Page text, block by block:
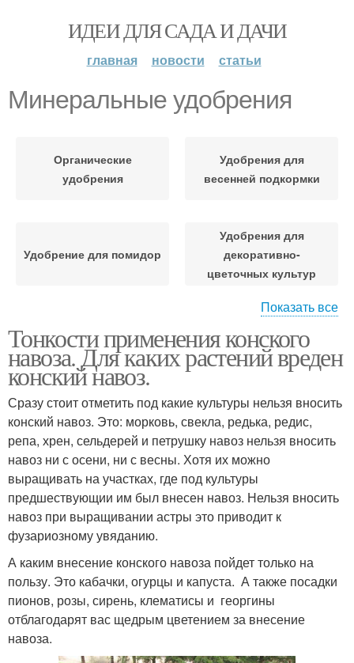
ИДЕИ ДЛЯ САДА И ДАЧИ
главная новости статьи
Минеральные удобрения
Органические
удобрения
Удобрения для
весенней подкормки
Удобрение для помидор
Удобрения для
декоративно-
цветочных культур
Данное удобрение Удобрения для роз
Комплексное удобрение Удобрение для роз
Удобрения под розы
Профессиональные
удобрения
Летние удобрения
Фосфорно-калийные
удобрения
Показать все
Тонкости применения конского
навоза. Для каких растений вреден
конский навоз.
Сразу стоит отметить под какие культуры нельзя вносить
конский навоз. Это: морковь, свекла, редька, редис,
репа, хрен, сельдерей и петрушку навоз нельзя вносить
навоз ни с осени, ни с весны. Хотя их можно
выращивать на участках, где под культуры
предшествующии им был внесен навоз. Нельзя вносить
навоз при выращивании астры это приводит к
фузариозному увяданию.
А каким внесение конского навоза пойдет только на
пользу. Это кабачки, огурцы и капуста. А также посадки
пионов, розы, сирень, клематисы и георгины
отблагодарят вас щедрым цветением за внесение
навоза.